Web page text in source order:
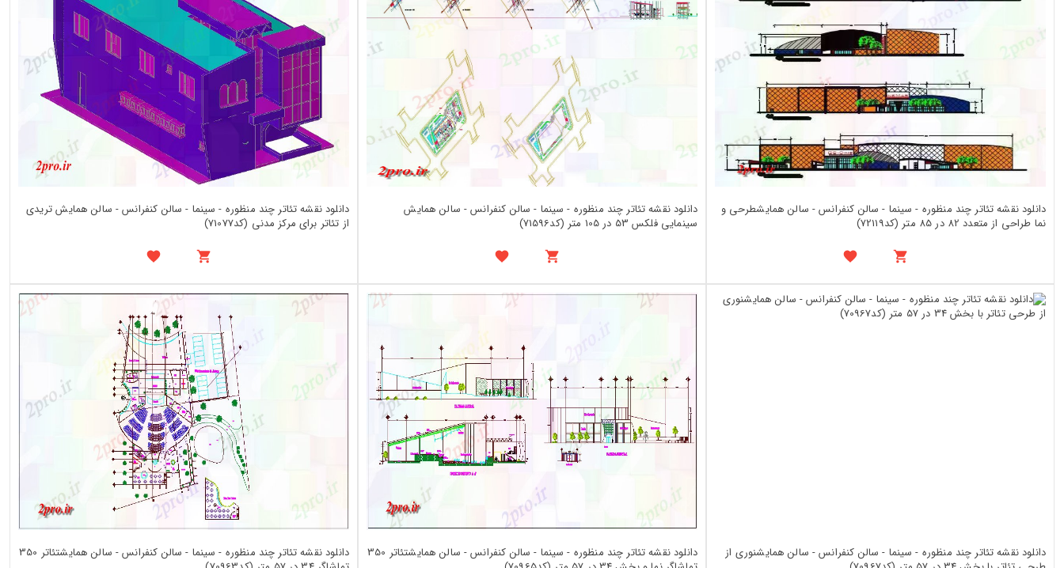
دانلود نقشه تئاتر چند منظوره - سینما - سالن کنفرانس - سالن همایشطرحی و
نما طراحی از متعدد 82 در 85 متر (کد72119)
دانلود نقشه تئاتر چند منظوره - سینما - سالن کنفرانس - سالن همایش
سینمایی فلکس 53 در 105 متر (کد71596)
دانلود نقشه تئاتر چند منظوره - سینما - سالن کنفرانس - سالن همایش تریدی
از تئاتر برای مرکز مدنی (کد71077)
دانلود نقشه تئاتر چند منظوره - سینما - سالن کنفرانس - سالن همایشنوری از
دانلود نقشه تئاتر چند منظوره - سینما - سالن کنفرانس - سالن همایشتئاتر 350
دانلود نقشه تئاتر چند منظوره - سینما - سالن کنفرانس - سالن همایشتئاتر 350